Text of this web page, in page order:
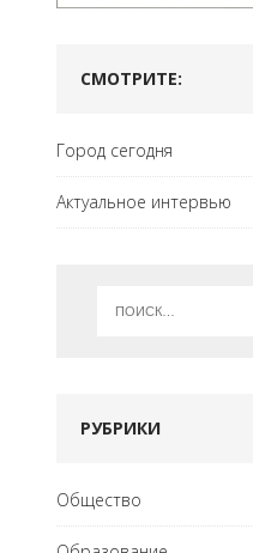
СМОТРИТЕ:
Город сегодня
Актуальное интервью
РУБРИКИ
Общество